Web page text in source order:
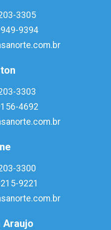
3305
9394
3303
4692
3300
9221
Araujo